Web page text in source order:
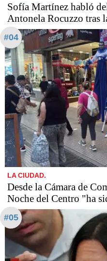
Sofía Martínez habló
Antonela Rocuzzo tras
#04
LA CIUDAD.
Desde la Cámara de
Noche del Centro "ha
#05